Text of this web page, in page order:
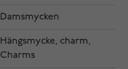
Damsmycken
Hängsmycke, charm,
Charms